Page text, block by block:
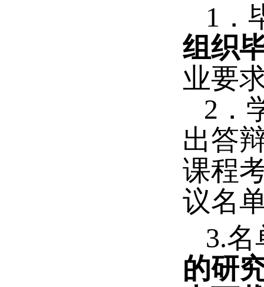
1
组织
业要
2
出答
课程
议名
3.名
的研